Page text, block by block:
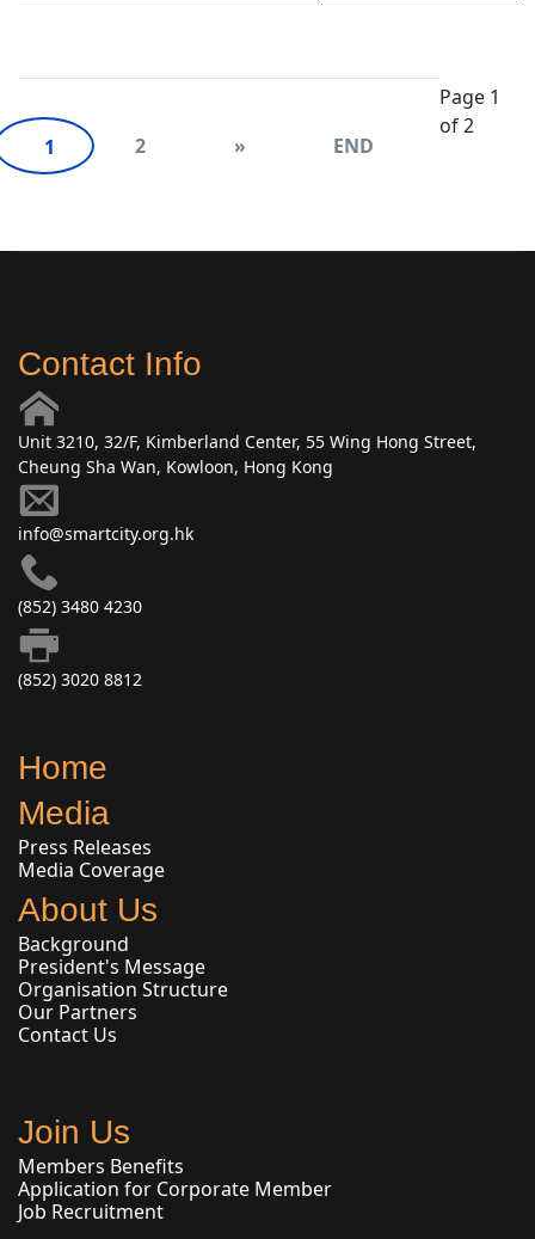
1 2 » END
Page 1
of 2
Contact Info
Unit 3210, 32/F, Kimberland Center, 55 Wing Hong Street,
Cheung Sha Wan, Kowloon, Hong Kong
info@smartcity.org.hk
(852) 3480 4230
(852) 3020 8812
Home
Media
Press Releases
Media Coverage
About Us
Background
President's Message
Organisation Structure
Our Partners
Contact Us
Join Us
Members Benefits
Application for Corporate Member
Job Recruitment